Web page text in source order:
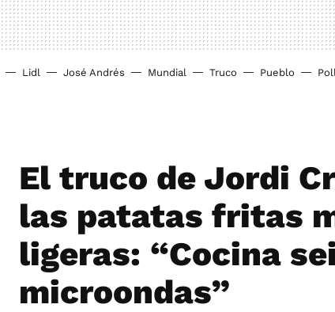
Lidl José Andrés Mundial Truco Pueblo
El truco de Jordi
las patatas fritas
ligeras: “Cocina
microondas”